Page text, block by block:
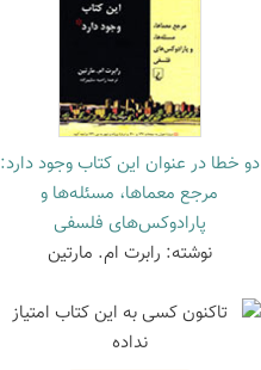
دو خطا در عنوان این کتاب وجود دارد:
مرجع معماها، مسئله‌ها و
پارادوکس‌های فلسفی
نوشته: رابرت ام. مارتین